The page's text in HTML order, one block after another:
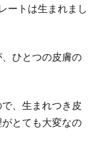
ートは生まれまし
ひとつの皮膚の
、生まれつき皮
とても大変なの